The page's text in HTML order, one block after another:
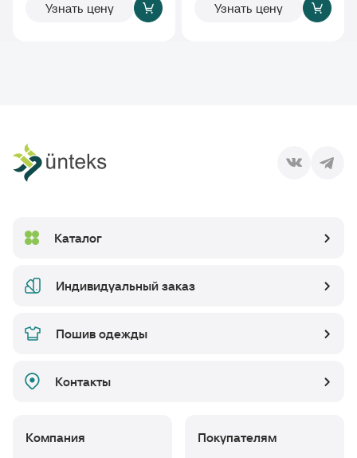
Узнать цену Узнать цену
Каталог
Индивидуальный заказ
Пошив одежды
Контакты
Компания Покупателям